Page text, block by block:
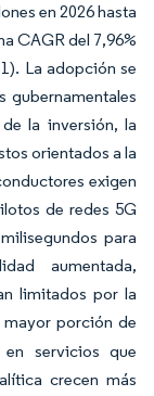
en 2026 hasta
CAGR del 7,96%
La adopción se
gubernamentales
la inversión, la
orientados a la
exigen
de redes 5G
para
aumentada,
limitados por la
mayor porción de
en servicios que
crecen más